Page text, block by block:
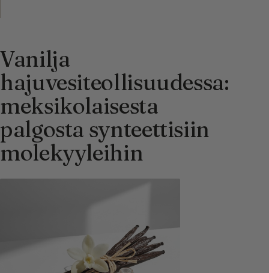
Vanilja
hajuvesiteollisuudessa:
meksikolaisesta
palgosta synteettisiin
molekyyleihin